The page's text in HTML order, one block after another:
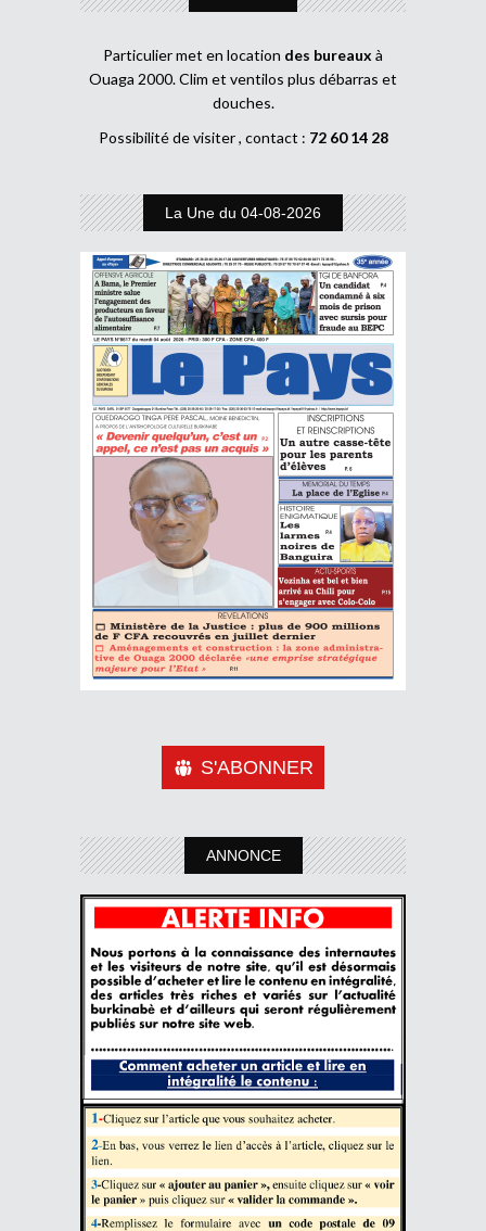
Particulier met en location des bureaux à
Ouaga 2000. Clim et ventilos plus débarras et
douches.
Possibilité de visiter , contact : 72 60 14 28
La Une du 04-08-2026
S'ABONNER
ANNONCE